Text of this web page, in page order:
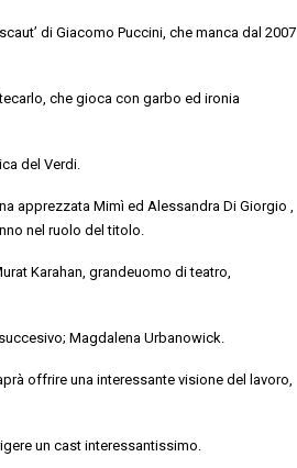
di Giacomo Puccini, che manca dal 2007
che gioca con garbo ed ironia
del Verdi.
apprezzata Mimì ed Alessandra Di Giorgio ,
nel ruolo del titolo.
Karahan, grandeuomo di teatro,
succesivo; Magdalena Urbanowick.
offrire una interessantevisione del lavoro,
un cast interessantissimo.